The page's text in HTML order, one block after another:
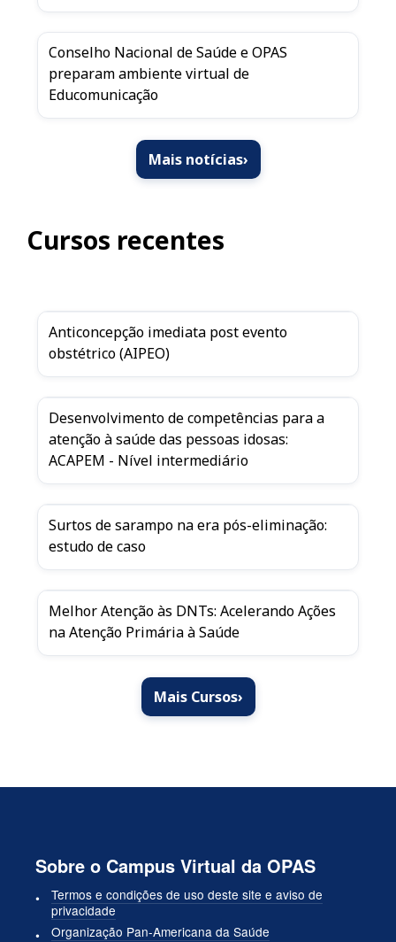
Conselho Nacional de Saúde e OPAS
preparam ambiente virtual de
Educomunicação
Mais notícias›
Cursos recentes
Anticoncepção imediata post evento
obstétrico (AIPEO)
Desenvolvimento de competências para a
atenção à saúde das pessoas idosas:
ACAPEM - Nível intermediário
Surtos de sarampo na era pós-eliminação:
estudo de caso
Melhor Atenção às DNTs: Acelerando Ações
na Atenção Primária à Saúde
Mais Cursos›
Sobre o Campus Virtual da OPAS
Termos e condições de uso deste site e aviso de
privacidade
Organização Pan-Americana da Saúde